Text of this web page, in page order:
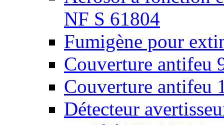
NF S 61804
Fumigène pour
Couverture antifeu
Couverture antifeu
Détecteur